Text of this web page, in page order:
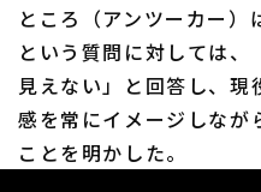
ところ（アンツーカー）
という質問に対しては、
見えない」と回答し、現
感を常にイメージしなが
ことを明かした。